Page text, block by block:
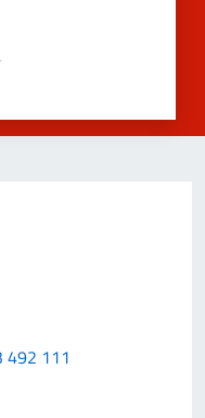
492 111